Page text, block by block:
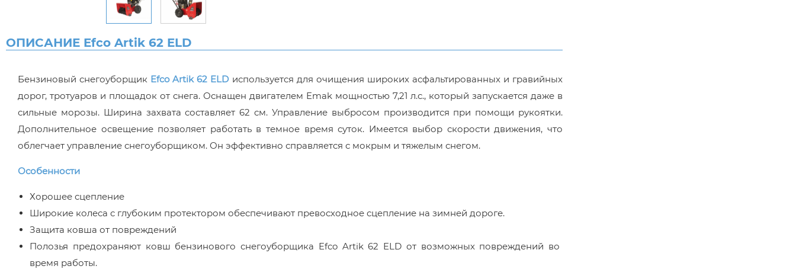
ОПИСАНИЕ Efco Artik 62 ELD
Бензиновый снегоуборщик Efco Artik 62 ELDиспользуется для очищения широких асфальтированных и гравийных
дорог, тротуаров и площадок от снега. Оснащен двигателем Emak мощностью 7,21 л.с., который запускается даже в
сильные морозы. Ширина захвата составляет 62 см. Управление выбросом производится при помощи рукоятки.
Дополнительное освещение позволяет работать в темное время суток. Имеется выбор скорости движения, что
облегчает управление снегоуборщиком. Он эффективно справляется с мокрым и тяжелым снегом.
Особенности
Хорошее сцепление
Широкие колеса с глубоким протектором обеспечивают превосходное сцепление на зимней дороге.
Защита ковша от повреждений
Полозья предохраняют ковш бензинового снегоуборщика Efco Artik 62 ELD от возможных повреждений во
время работы.